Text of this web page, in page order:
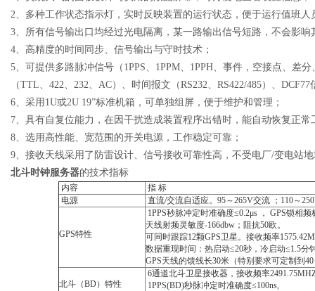
2、多种工作状态指示灯，实时反映装置的运行状态，便于运行值班人
3、所有信号输出口均经过光电隔离， 某一路输出信号短路，不会影响
4、高精度的时间同步、信号输出与守时技术；
5、可提供多路脉冲信号（ 1PPS、 1PPM、 1PPH、事件，空接点、差分
（TTL、 422、 232、 AC）、时间报文（RS232、 RS422/485）、 DCF77
6、采用 1U或2U 19”标准机箱，可单独组屏，便于维护和管理；
7、具有自复位能力，在因干扰造成装置程序出错时，能自动恢复正常
8、选用高性能、宽范围的开关电源，工作稳定可靠；
9、接收天线采用了防雷设计、信号接收可靠性高，不受电厂/变电站
北斗时钟服务器的技术指标
内容 指 标
电源
直流/交流自适应。 95～265V交流 ； 110～
GPS特性
1PPS秒脉冲定时准确度≤0.2μs ， GPS锁相频
天线射频灵敏度-166dbw；阻抗50欧。
可同时跟踪12颗GPS卫星。接收频率
数据重现时间：热启动≤20秒，冷启动≤1.5分
GPS天线的馈线长30米（特别要求可定制到 40
北斗（BD）特性
6通道北斗卫星接收器，接收频率
1PPS(BD)秒脉冲定时准确度≤100ns,